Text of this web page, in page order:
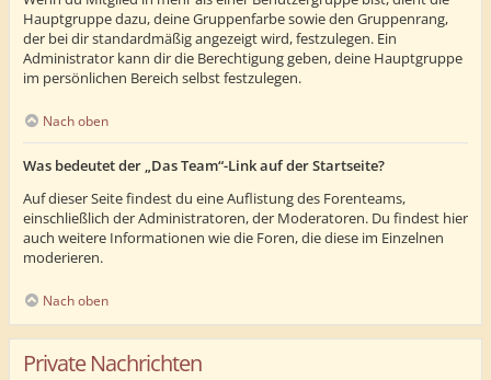
Hauptgruppe dazu, deine Gruppenfarbe sowie den Gruppenrang,
der bei dir standardmäßig angezeigt wird, festzulegen. Ein
Administrator kann dir die Berechtigung geben, deine Hauptgruppe
im persönlichen Bereich selbst festzulegen.
Nach oben
Was bedeutet der „Das Team“-Link auf der Startseite?
Auf dieser Seite findest du eine Auflistung des Forenteams,
einschließlich der Administratoren, der Moderatoren. Du findest hier
auch weitere Informationen wie die Foren, die diese im Einzelnen
moderieren.
Nach oben
Private Nachrichten